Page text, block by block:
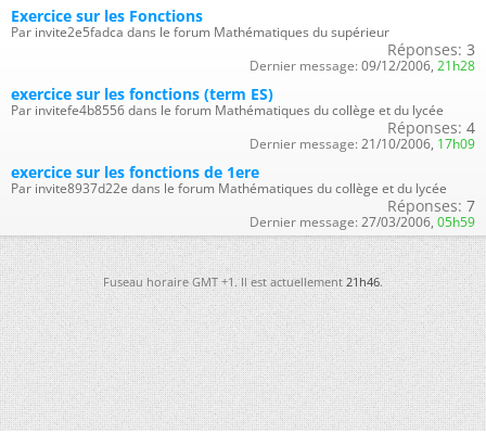
Exercice sur les Fonctions
Par invite2e5fadca dans le forum Mathématiques du supérieur
Réponses: 3
Dernier message: 09/12/2006, 21h28
exercice sur les fonctions (term ES)
Par invitefe4b8556 dans le forum Mathématiques du collège et du lycée
Réponses: 4
Dernier message: 21/10/2006, 17h09
exercice sur les fonctions de 1ere
Par invite8937d22e dans le forum Mathématiques du collège et du lycée
Réponses: 7
Dernier message: 27/03/2006, 05h59
Fuseau horaire GMT +1. Il est actuellement 21h46.